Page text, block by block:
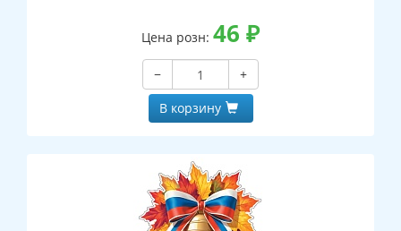
Цена розн: 46 ₽
−
+
В корзину